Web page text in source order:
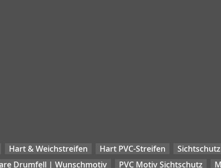
Hart & Weichstreifen Hart PVC-Streifen
Drumfell | Wunschmotiv PVC Motiv Sichtschutz